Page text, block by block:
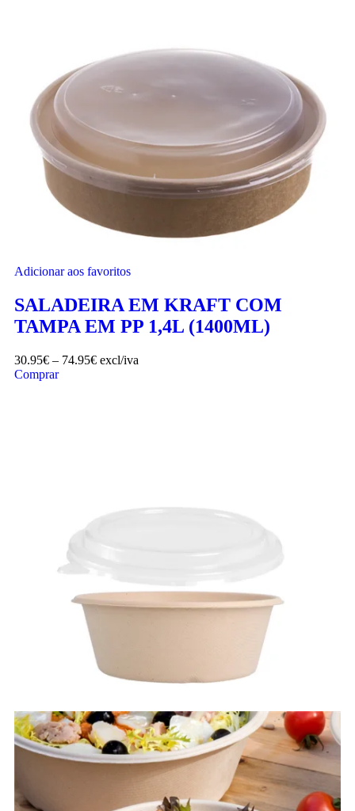
Adicionar aos favoritos
SALADEIRA EM KRAFT COM
TAMPA EM PP 1,4L (1400ML)
30.95€ – 74.95€ excl/iva
Comprar